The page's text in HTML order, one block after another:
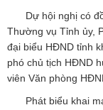
Dự hội nghị có
Thường vụ Tỉnh ủy,
đại biểu HĐND tỉnh
phó chủ tịch HĐND
viên Văn phòng
Phát biểu khai